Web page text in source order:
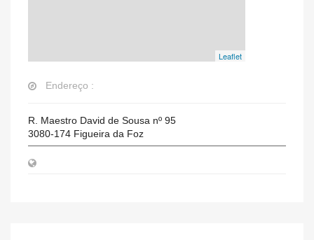
Leaflet
Endereço :
R. Maestro David de Sousa nº 95
3080-174 Figueira da Foz